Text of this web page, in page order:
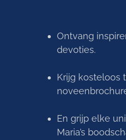
Ontvang
devoties.
Krijg kosteloos
En grijp elke
Maria’s